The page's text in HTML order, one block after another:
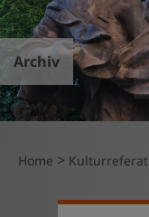
Archiv
Home > Kulturreferat